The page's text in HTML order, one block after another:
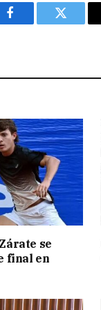
Facebook Twitter
se
final en